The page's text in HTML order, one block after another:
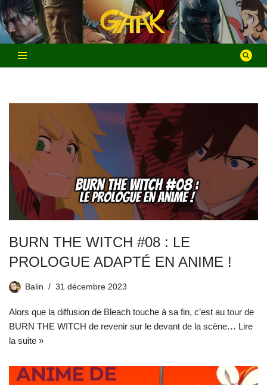
Aller
au
contenu
BURN THE WITCH #08 : LE
PROLOGUE ADAPTÉ EN ANIME !
Balin 31 décembre 2023
Alors que la diffusion de Bleach touche à sa fin, c’est au tour de
BURN THE WITCH de revenir sur le devant de la scène… Lire
la suite »